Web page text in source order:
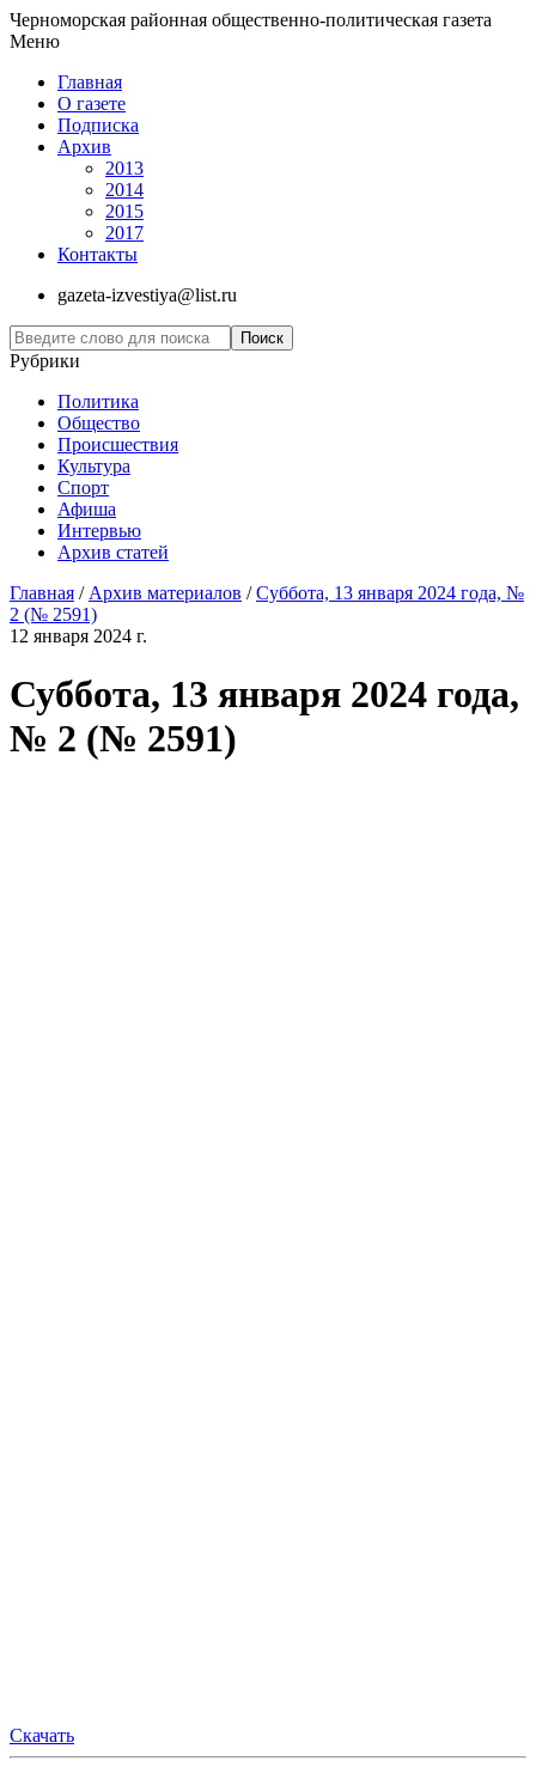
Черноморская районная общественно-политическая газета
Меню
Главная
О газете
Подписка
Архив
2013
2014
2015
2017
Контакты
gazeta-izvestiya@list.ru
Рубрики
Политика
Общество
Проиcшествия
Культура
Спорт
Афиша
Интервью
Архив статей
Главная / Архив материалов /Суббота, 13 января 2024 года, №
2 (№ 2591)
12 января 2024 г.
Суббота, 13 января 2024 года,
№ 2 (№ 2591)
Скачать